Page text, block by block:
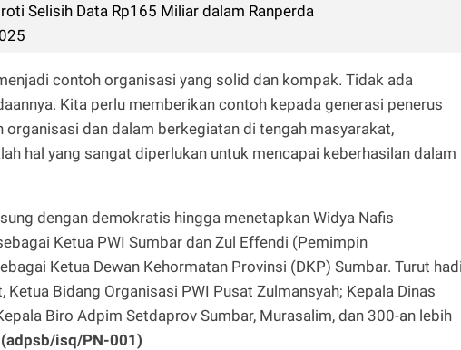
Selisih Data Rp165 Miliar dalam Ranperda
contoh organisasi yang solid dan kompak. Tidak ada
Kita perlu memberikan contoh kepada generasi penerus
organisasi dan dalam berkegiatan di tengah masyarakat,
hal yang sangat diperlukan untuk mencapai keberhasilan dalam
dengan demokratis hingga menetapkan Widya Nafis
Ketua PWI Sumbar dan Zul Effendi (Pemimpin
Ketua Dewan Kehormatan Provinsi (DKP) Sumbar. Turut
Bidang Organisasi PWI Pusat Zulmansyah; Kepala Dinas
Biro Adpim Setdaprov Sumbar, Murasalim, dan 300-an lebih
(adpsb/isq/PN-001)